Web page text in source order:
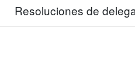
Resoluciones de